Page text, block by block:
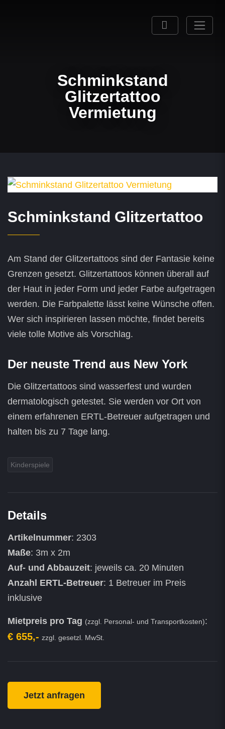
Schminkstand
Glitzertattoo
Vermietung
Schminkstand Glitzertattoo
Am Stand der Glitzertattoos sind der Fantasie keine
Grenzen gesetzt. Glitzertattoos können überall auf
der Haut in jeder Form und jeder Farbe aufgetragen
werden. Die Farbpalette lässt keine Wünsche offen.
Wer sich inspirieren lassen möchte, findet bereits
viele tolle Motive als Vorschlag.
Der neuste Trend aus New York
Die Glitzertattoos sind wasserfest und wurden
dermatologisch getestet. Sie werden vor Ort von
einem erfahrenen ERTL-Betreuer aufgetragen und
halten bis zu 7 Tage lang.
Kinderspiele
Details
Artikelnummer: 2303
Maße: 3m x 2m
Auf- und Abbauzeit: jeweils ca. 20 Minuten
Anzahl ERTL-Betreuer: 1 Betreuer im Preis
inklusive
Mietpreis pro Tag (zzgl. Personal- und Transportkosten):
€ 655,- zzgl. gesetzl. MwSt.
Jetzt anfragen